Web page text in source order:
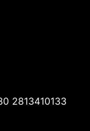
2813410133